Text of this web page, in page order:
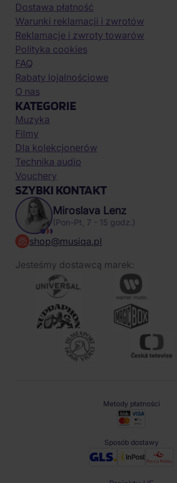
Dostawa płatność
Warunki reklamacji i zwrotów
Reklamacje i zwroty towarów
Polityka cookies
FAQ
Rabaty lojalnościowe
O nas
KATEGORIE
Muzyka
Filmy
Dla kolekcjonerów
Technika audio
Vouchery
SZYBKI KONTAKT
Miroslava Lenz
(Pon-Pt, 7 - 15 godz.)
shop@musiqa.pl
Jesteśmy dostawcą marek:
Metody płatności
Sposób dostawy